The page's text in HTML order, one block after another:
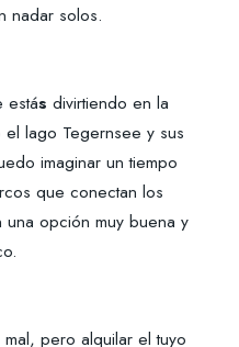
nadar solos.
estás divirtiendo en la
lago Tegernsee y sus
imaginar un tiempo
que conectan los
opción muy buena y
pero alquilar el tuyo